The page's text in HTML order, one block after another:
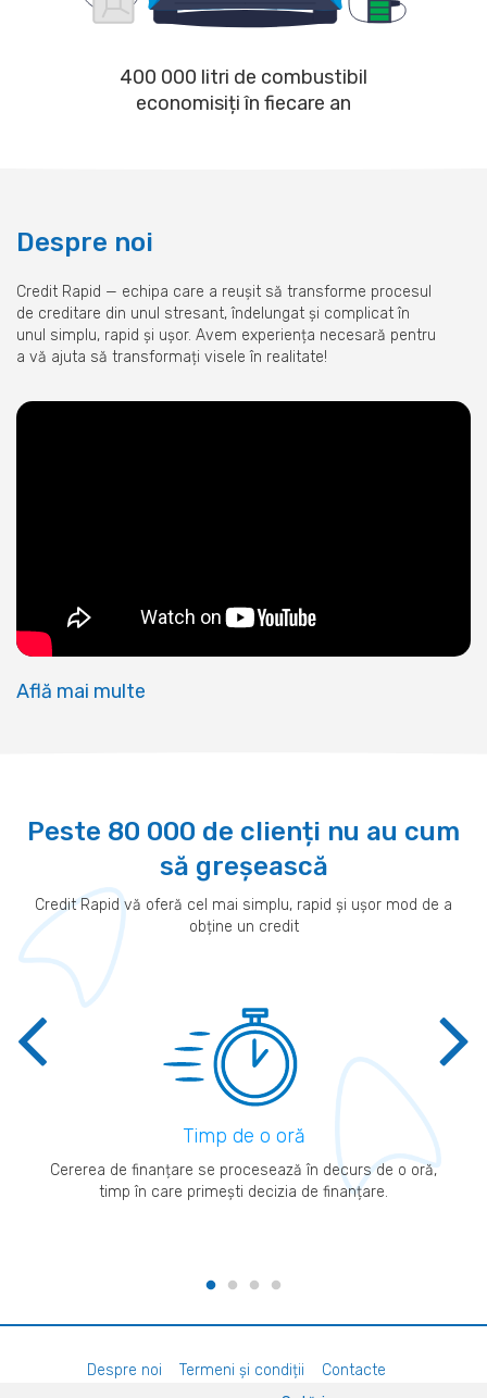
400 000 litri de combustibil
economisiți în fiecare an
Despre noi
Credit Rapid — echipa care a reușit să transforme procesul
de creditare din unul stresant, îndelungat și complicat în
unul simplu, rapid și ușor. Avem experiența necesară pentru
a vă ajuta să transformați visele în realitate!
Află mai multe
Peste 80 000 de clienți nu au cum
să greșească
Credit Rapid vă oferă cel mai simplu, rapid și ușor mod de a
obține un credit
Timp de o oră
Cererea de finanțare se procesează în decurs de o oră,
timp în care primești decizia de finanțare.
Despre noi Termeni și condiții Contacte